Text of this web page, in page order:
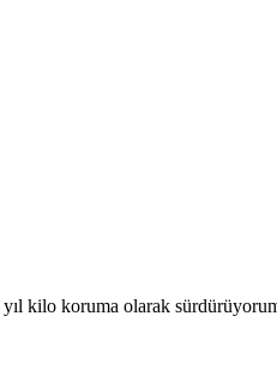
kilo koruma olarak